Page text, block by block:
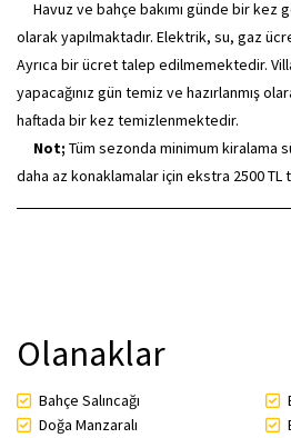
Havuz ve bahçe bakımı günde bir kez
olarak yapılmaktadır. Elektrik, su, gaz
Ayrıca bir ücret talep edilmemektedir.
yapacağınız gün temiz ve hazırlanmış
haftada bir kez temizlenmektedir.
Not; Tüm sezonda minimum kiralama
daha az konaklamalar için ekstra 2500
Olanaklar
Bahçe Salıncağı
Doğa Manzaralı